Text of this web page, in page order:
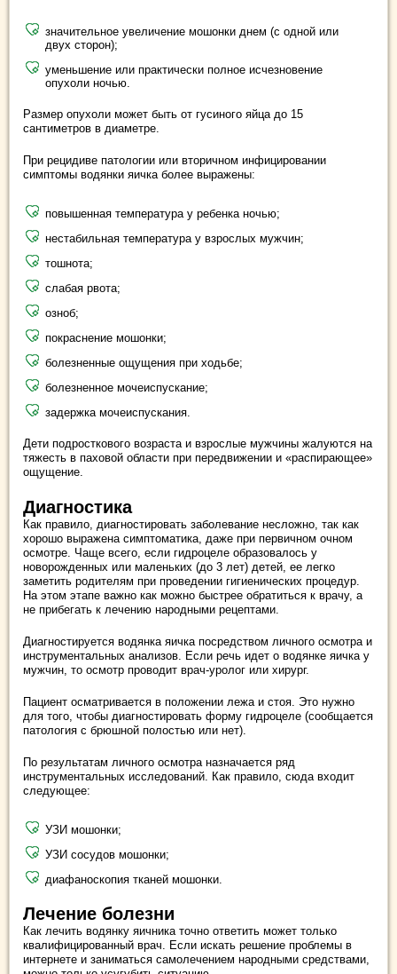
значительное увеличение мошонки днем (с одной или
двух сторон);
уменьшение или практически полное исчезновение
опухоли ночью.
Размер опухоли может быть от гусиного яйца до 15
сантиметров в диаметре.
При рецидиве патологии или вторичном инфицировании
симптомы водянки яичка более выражены:
повышенная температура у ребенка ночью;
нестабильная температура у взрослых мужчин;
тошнота;
слабая рвота;
озноб;
покраснение мошонки;
болезненные ощущения при ходьбе;
болезненное мочеиспускание;
задержка мочеиспускания.
Дети подросткового возраста и взрослые мужчины жалуются на
тяжесть в паховой области при передвижении и «распирающее»
ощущение.
Диагностика
Как правило, диагностировать заболевание несложно, так как
хорошо выражена симптоматика, даже при первичном очном
осмотре. Чаще всего, если гидроцеле образовалось у
новорожденных или маленьких (до 3 лет) детей, ее легко
заметить родителям при проведении гигиенических процедур.
На этом этапе важно как можно быстрее обратиться к врачу, а
не прибегать к лечению народными рецептами.
Диагностируется водянка яичка посредством личного осмотра и
инструментальных анализов. Если речь идет о водянке яичка у
мужчин, то осмотр проводит врач-уролог или хирург.
Пациент осматривается в положении лежа и стоя. Это нужно
для того, чтобы диагностировать форму гидроцеле (сообщается
патология с брюшной полостью или нет).
По результатам личного осмотра назначается ряд
инструментальных исследований. Как правило, сюда входит
следующее:
УЗИ мошонки;
УЗИ сосудов мошонки;
диафаноскопия тканей мошонки.
Лечение болезни
Как лечить водянку яичника точно ответить может только
квалифицированный врач. Если искать решение проблемы в
интернете и заниматься самолечением народными средствами,